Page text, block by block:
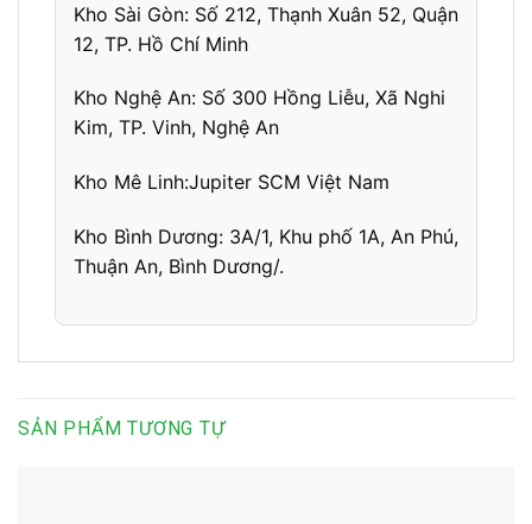
Kho Sài Gòn: Số 212, Thạnh Xuân 52, Quận
12, TP. Hồ Chí Minh
Kho Nghệ An: Số 300 Hồng Liễu, Xã Nghi
Kim, TP. Vinh, Nghệ An
Kho Mê Linh:Jupiter SCM Việt Nam
Kho Bình Dương: 3A/1, Khu phố 1A, An Phú,
Thuận An, Bình Dương/.
SẢN PHẨM TƯƠNG TỰ